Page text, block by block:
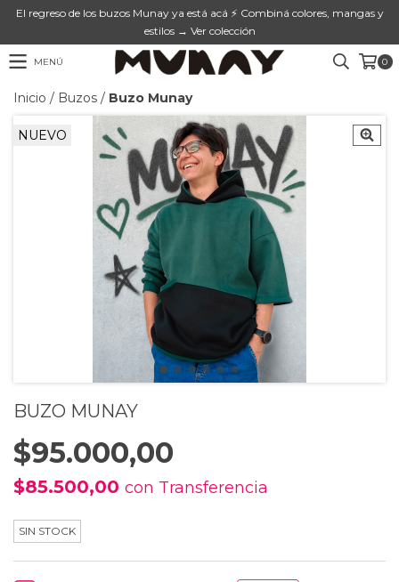
El regreso de los buzos Munay ya está acá ⚡ Combiná colores, mangas y
estilos → Ver colección
MENÚ 0
Inicio / Buzos / Buzo Munay
NUEVO
BUZO MUNAY
$95.000,00
$85.500,00 con Transferencia
SIN STOCK